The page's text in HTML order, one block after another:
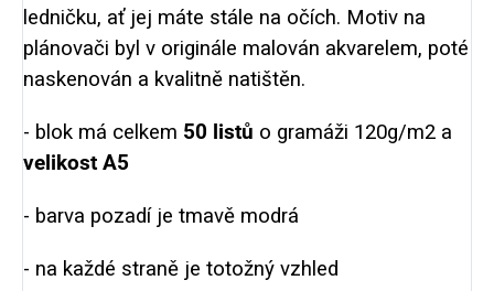
ledničku, ať jej máte stále na očích. Motiv na
plánovači byl v originále malován akvarelem, poté
naskenován a kvalitně natištěn.
- blok má celkem 50 listů o gramáži 120g/m2 a
velikost A5
- barva pozadí je tmavě modrá
- na každé straně je totožný vzhled